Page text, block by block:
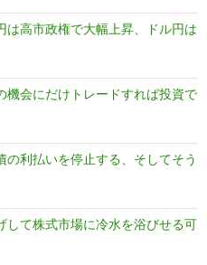
は高市政権で大幅上昇、ドル円は
機会にだけトレードすれば投資で
利払いを停止する、そしてそう
して株式市場に冷水を浴びせる可